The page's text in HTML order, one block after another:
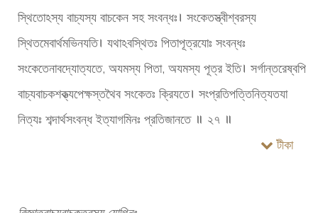
স্থিতোঽস্য বাচ্যস্য বাচকেন সহ সংবন্ধঃ। সংকেতস্ত্বীশ্বরস্য
স্থিতমেবার্থমভিনযতি। যথাঽবস্থিতঃ পিতাপূত্রযোঃ সংবন্ধঃ
সংকেতেনাবদ্যোত্যতে, অযমস্য পিতা, অযমস্য পূত্র ইতি। সর্গান্তরেষ্বপি
বাচ্যবাচকশক্ত্যপেক্ষস্তথৈব সংকেতঃ ক্রিযতে। সংপ্রতিপত্তিনিত্যতযা
নিত্যঃ শব্দার্থসংবন্ধ ইত্যাগমিনঃ প্রতিজানতে ॥ ২৭ ॥
টীকা